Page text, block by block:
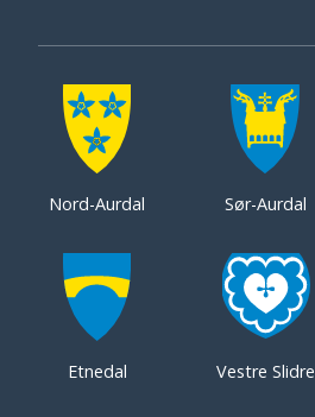
Nord-Aurdal Sør-Aurdal
Etnedal Vestre Slidre